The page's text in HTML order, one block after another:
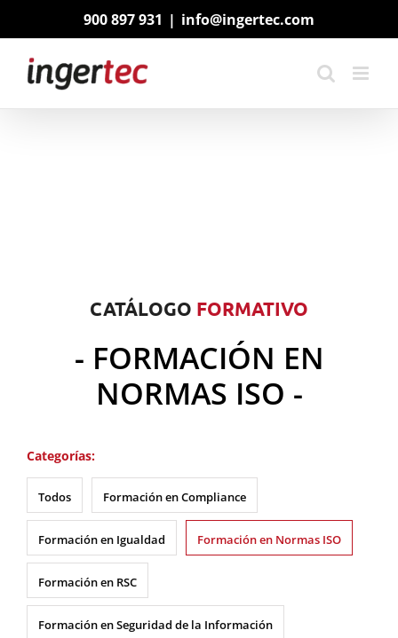
900 897 931 | info@ingertec.com
CATÁLOGO FORMATIVO
- FORMACIÓN EN
NORMAS ISO -
Categorías:
Todos Formación en Compliance
Formación en Igualdad Formación en Normas ISO
Formación en RSC
Formación en Seguridad de la Información